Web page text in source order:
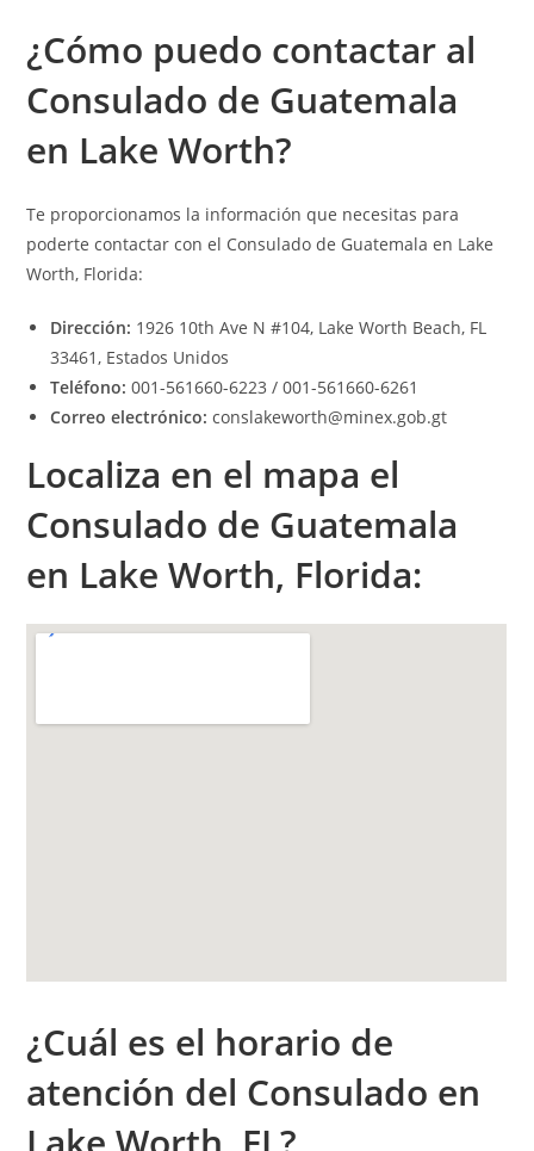
¿Cómo puedo contactar al
Consulado de Guatemala
en Lake Worth?
Te proporcionamos la información que necesitas para
poderte contactar con el Consulado de Guatemala en Lake
Worth, Florida:
Dirección: 1926 10th Ave N #104, Lake Worth Beach, FL
33461, Estados Unidos
Teléfono: 001-561660-6223 / 001-561660-6261
Correo electrónico: conslakeworth@minex.gob.gt
Localiza en el mapa el
Consulado de Guatemala
en Lake Worth, Florida:
¿Cuál es el horario de
atención del Consulado en